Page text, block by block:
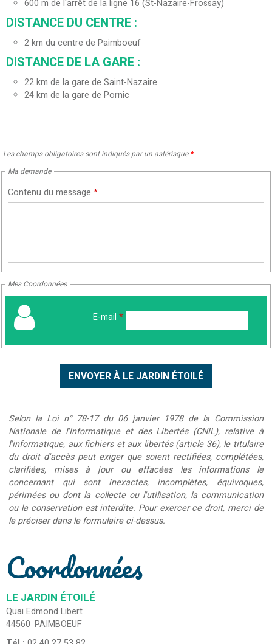
600 m de l'arrêt de la ligne 16 (St-Nazaire-Frossay)
DISTANCE DU CENTRE :
2km du centre de Paimboeuf
DISTANCE DE LA GARE :
22km de la gare de Saint-Nazaire
24km de la gare de Pornic
Les champs obligatoires sont indiqués par un astérisque *
Ma demande
Contenu du message *
Mes Coordonnées
E-mail *
Selon la Loi n° 78-17 du 06 janvier 1978 de la Commission
Nationale de l'Informatique et des Libertés (CNIL), relative à
l'informatique, aux fichiers et aux libertés (article 36), le titulaire
du droit d'accès peut exiger que soient rectifiées, complétées,
clarifiées, mises à jour ou effacées les informations le
concernant qui sont inexactes, incomplètes, équivoques,
périmées ou dont la collecte ou l'utilisation, la communication
ou la conservation est interdite. Pour exercer ce droit, merci de
le préciser dans le formulaire ci-dessus.
Coordonnées
LE JARDIN ÉTOILÉ
Quai Edmond Libert
44560 PAIMBOEUF